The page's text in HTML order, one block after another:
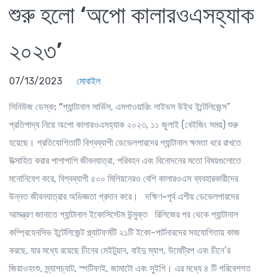
শুরু হলো ‘অপো কালারওএসহ্যাক
২০২৩’
07/13/2023 মোবাইল
সিনিউজ ডেস্ক: “প্যান্টানাল সার্ভিস, এমপাওয়ারিং লাইভস উইথ ইন্টেলিজেন্স”
প্রতিপাদ্য নিয়ে অপো কালারওএসহ্যাক ২০২৩, ১১ জুলাই (বেইজিং সময়) শুরু
হয়েছে। প্রতিযোগিতাটি বিশ্বব্যাপী ডেভেলপারদের প্যান্টানাল ক্ষমতা ধরে রাখতে
উত্সাহিত করার পাশাপাশি জীবনযাত্রা, পরিবহন এবং বিনোদনের মতো বিষয়গুলোতে
মনোনিবেশ করে, বিশ্বব্যাপী ৫০০ মিলিয়নেরও বেশি কালারওএস ব্যবহারকারীদের
উন্নত জীবনযাত্রার অভিজ্ঞতা প্রদান করে।
দক্ষিণ-পূর্ব এশীয় ডেভেলপারদের
আমন্ত্রণ জানাতে প্যান্টানাল ইকোসিস্টেম উন্মুক্ত
রিলিজের পর থেকে প্যান্টানাল
কম্প্রিহেনসিভ ইন্টেলিজেন্ট প্ল্যাটফর্মটি ২১টি ইকো-পার্টনারদের সহযোগিতায় কাজ
করছে, যার মধ্যে রয়েছে চীনের মেইটুয়ান, বাইদু ম্যাপ, উমেট্রিপ এবং চীনে’র
জিয়াওহংশু, স্ন্যাপচ্যাট, স্পটিফাই, জামাটো এবং সুইগি। এর মধ্যে ৪ টি পরিবেশগত